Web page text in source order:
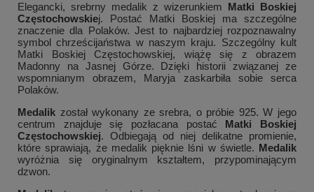
Elegancki, srebrny medalik z wizerunkiem Matki Boskiej
Częstochowskiej. Postać Matki Boskiej ma szczególne
znaczenie dla Polaków. Jest to najbardziej rozpoznawalny
symbol chrześcijaństwa w naszym kraju. Szczególny kult
Matki Boskiej Częstochowskiej, wiążę się z obrazem
Madonny na Jasnej Górze. Dzięki historii związanej ze
wspomnianym obrazem, Maryja zaskarbiła sobie serca
Polaków.
Medalik został wykonany ze srebra, o próbie 925. W jego
centrum znajduje się pozłacana postać Matki Boskiej
Częstochowskiej. Odbiegają od niej delikatne promienie,
które sprawiają, że medalik pięknie lśni w świetle. Medalik
wyróżnia się oryginalnym kształtem, przypominającym
dzwon.